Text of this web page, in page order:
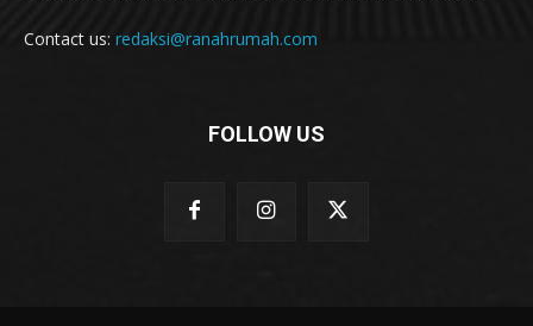
Contact us: redaksi@ranahrumah.com
FOLLOW US